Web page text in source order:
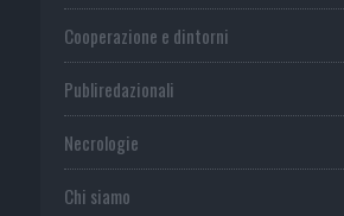
Cooperazione e dintorni
Publiredazionali
Necrologie
Chi siamo